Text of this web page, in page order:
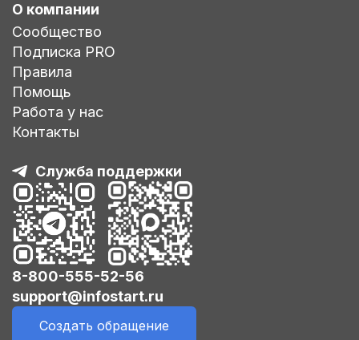
О компании
Сообщество
Подписка PRO
Правила
Помощь
Работа у нас
Контакты
Служба поддержки
8-800-555-52-56
support@infostart.ru
Создать обращение